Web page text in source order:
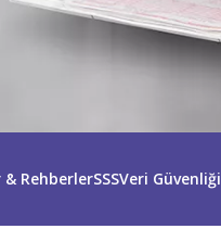
& RehberlerSSSVeri Güvenliği